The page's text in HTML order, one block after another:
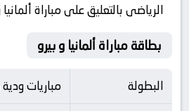
الرياضى بالتعليق على مباراة ألمانيا
بطاقة مباراة ألمانيا و بيرو
البطولة
مباريات